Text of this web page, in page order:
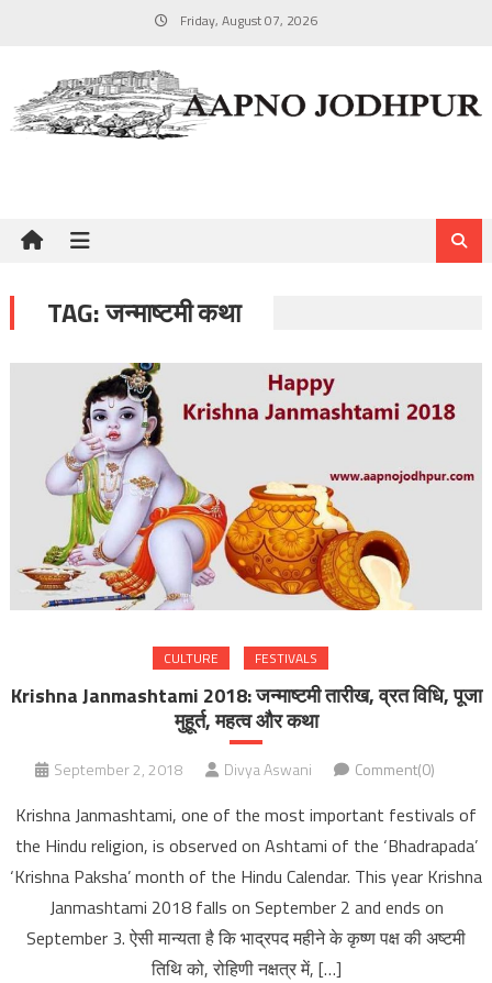
Friday, August 07, 2026
TAG:जन्माष्टमी कथा
CULTURE FESTIVALS
Krishna Janmashtami 2018: जन्माष्टमी तारीख, व्रत विधि, पूजा
मुहूर्त, महत्व और कथा
September 2, 2018 Divya Aswani Comment(0)
Krishna Janmashtami, one of the most important festivals of
the Hindu religion, is observed on Ashtami of the ‘Bhadrapada’
‘Krishna Paksha’ month of the Hindu Calendar. This year Krishna
Janmashtami 2018 falls on September 2 and ends on
September 3. ऐसी मान्यता है कि भाद्रपद महीने के कृष्ण पक्ष की अष्टमी
तिथि को, रोहिणी नक्षत्र में, […]